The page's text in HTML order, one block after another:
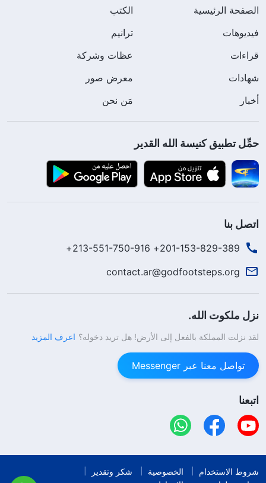
الصفحة الرئيسية
الكتب
فيديوهات
ترانيم
قراءات
عظات وشركة
شهادات
معرض صور
أخبار
مَن نحن
حمِّل تطبيق كنيسة الله القدير
اتصل بنا
201-153-829-389+ 213-551-750-916+
contact.ar@godfootsteps.org
نزل ملكوت الله.
لقد نزلت المملكة بالفعل إلى الأرض! هل تريد دخوله؟ اعرف المزيد
تواصل معنا عبر Messenger
اتبعنا
شروط الاستخدام الخصوصية
شكر وتقدير